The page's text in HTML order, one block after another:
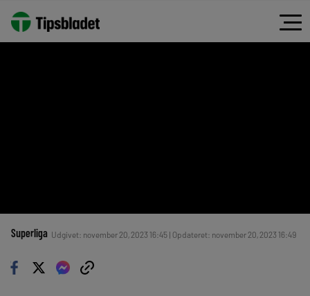
Superliga Udgivet: november 20, 2023 16:45 | Opdateret: november 20, 2023 16:49